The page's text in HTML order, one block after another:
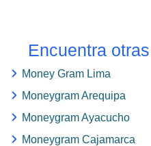
Encuentra
Money Gram Lima
Moneygram Arequipa
Moneygram Ayacucho
Moneygram Cajamarca